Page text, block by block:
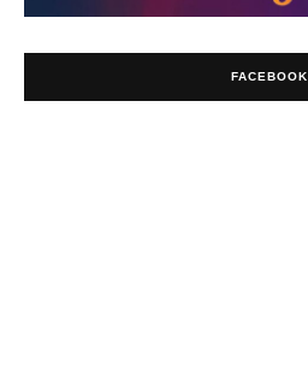
FACEBOOK